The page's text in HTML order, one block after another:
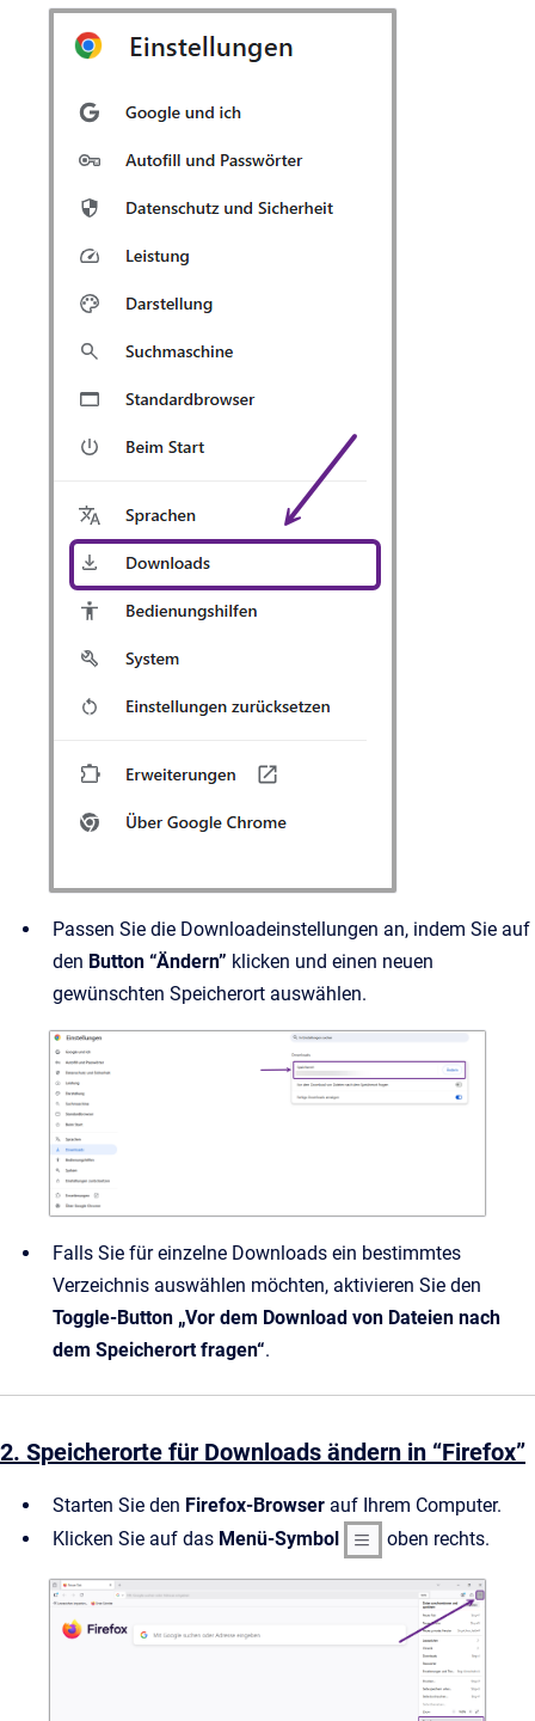
Passen Sie die Downloadeinstellungen an, indem Sie auf
den Button “Ändern” klicken und einen neuen
gewünschten Speicherort auswählen.
Falls Sie für einzelne Downloads ein bestimmtes
Verzeichnis auswählen möchten, aktivieren Sie den
Toggle-Button „Vor dem Download von Dateien nach
dem Speicherort fragen“.
2. Speicherorte für Downloads ändern in “Firefox”
Starten Sie den Firefox-Browser auf Ihrem Computer.
Klicken Sie auf das Menü-Symbol oben rechts.